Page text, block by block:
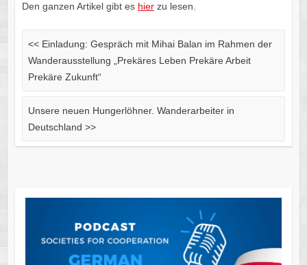
Den ganzen Artikel gibt es hierzu lesen.
<<Einladung: Gespräch mit Mihai Balan im Rahmen der
Wanderausstellung „Prekäres Leben Prekäre Arbeit
Prekäre Zukunft“
Unsere neuen Hungerlöhner. Wanderarbeiter in
Deutschland >>